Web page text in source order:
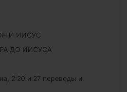
И ИИСУС
ДО ИИСУСА
2:20 и 27 переводы и